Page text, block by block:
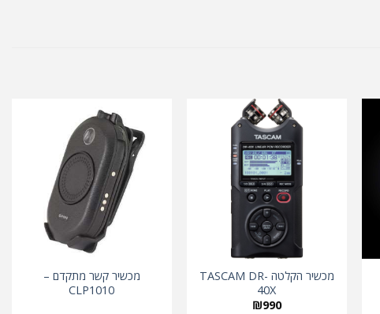
מכשיר הקלטה TASCAM DR-
40X
₪990
מכשיר קשר מתקדם –
CLP1010